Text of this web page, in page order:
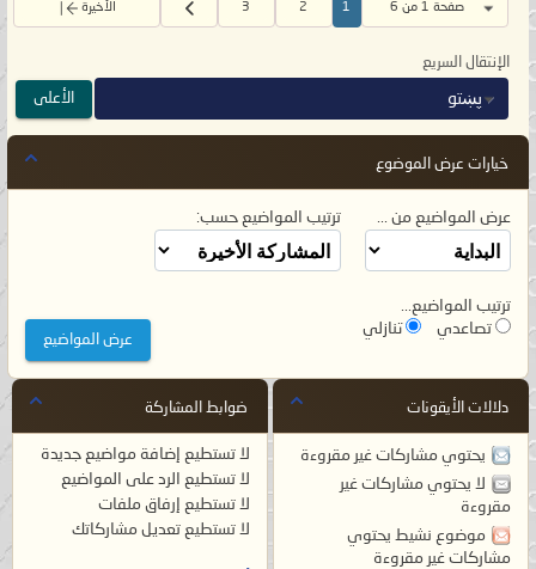
صفحة 1 من 6 1
2
3 الأخيرة
الإنتقال السريع
پښتو الأعلى
خيارات عرض الموضوع
عرض المواضيع من ... ترتيب المواضيع حسب:
ترتيب المواضيع...
تصاعدي
تنازلي
دلالات الأيقونات
يحتوي مشاركات غير مقروءة
لا يحتوي مشاركات غير
مقروءة
موضوع نشيط يحتوي
مشاركات غير مقروءة
ضوابط المشاركة
لا تستطيع إضافة مواضيع جديدة
لا تستطيع الرد على المواضيع
لا تستطيع إرفاق ملفات
لا تستطيع تعديل مشاركاتك